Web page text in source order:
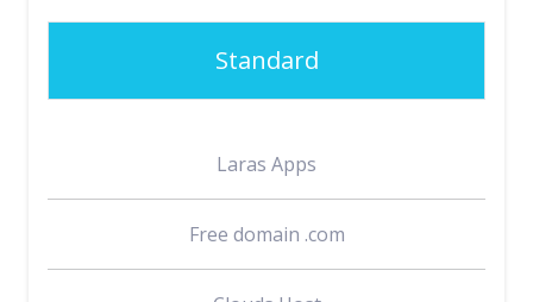
Standard
Laras Apps
Free domain .com